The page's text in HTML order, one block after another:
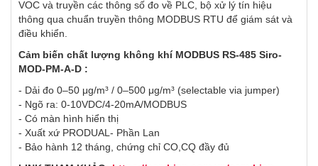
VOC và truyền các thông số đo về PLC, bộ xử lý tín hiệu
thông qua chuẩn truyền thông MODBUS RTU để giám sát và
điều khiển.
Cảm biến chất lượng không khí MODBUS RS-485 Siro-
MOD-PM-A-D :
- Dải đo 0–50 μg/m³ / 0–500 μg/m³ (selectable via jumper)
- Ngõ ra: 0-10VDC/4-20mA/MODBUS
- Có màn hình hiển thị
- Xuất xứ PRODUAL- Phần Lan
- Bảo hành 12 tháng, chứng chỉ CO,CQ đầy đủ